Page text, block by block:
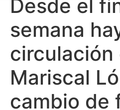
Desde el
semana
circulación
Mariscal
cambio de